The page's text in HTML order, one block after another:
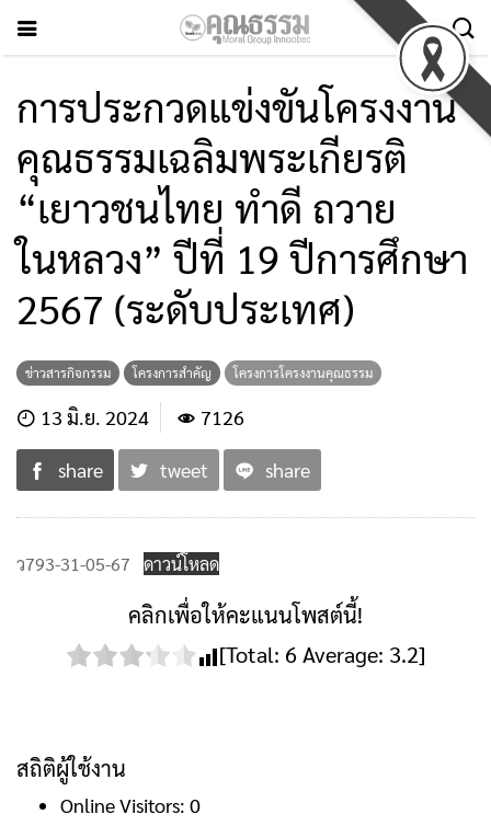
การประกวดแข่งขันโครงงาน
คุณธรรมเฉลิมพระเกียรติ
“เยาวชนไทย ทำดี ถวาย
ในหลวง” ปีที่ 19 ปีการศึกษา
2567 (ระดับประเทศ)
ข่าวสารกิจกรรม โครงการสำคัญ โครงการโครงงานคุณธรรม
13 มิ.ย. 2024 7126
share tweet share
ว793-31-05-67 ดาวน์โหลด
คลิกเพื่อให้คะแนนโพสต์นี้!
[Total: 6Average: 3.2]
สถิติผู้ใช้งาน
Online Visitors: 0